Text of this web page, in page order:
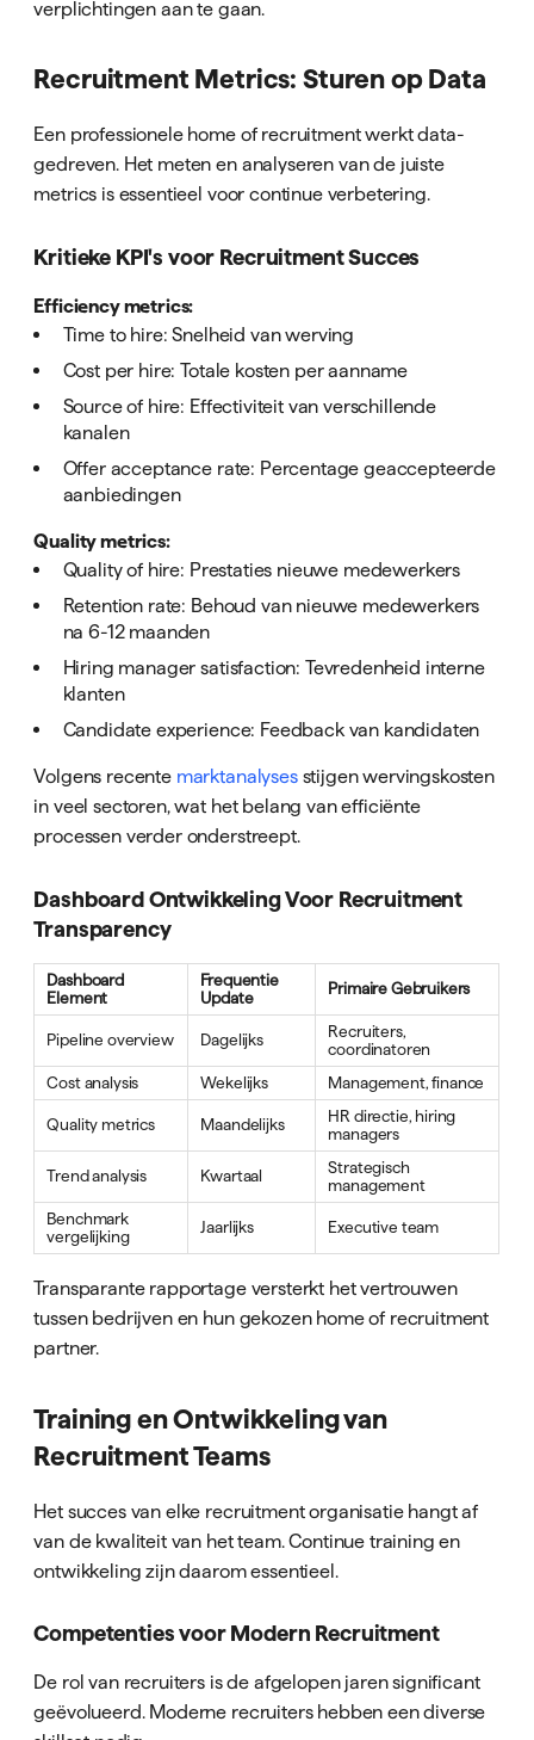
verplichtingen aan te gaan.
Recruitment Metrics: Sturen op Data
Een professionele home of recruitment werkt data-
gedreven. Het meten en analyseren van de juiste
metrics is essentieel voor continue verbetering.
Kritieke KPI's voor Recruitment Succes
Efficiency metrics:
Time to hire: Snelheid van werving
Cost per hire: Totale kosten per aanname
Source of hire: Effectiviteit van verschillende
kanalen
Offer acceptance rate: Percentage geaccepteerde
aanbiedingen
Quality metrics:
Quality of hire: Prestaties nieuwe medewerkers
Retention rate: Behoud van nieuwe medewerkers
na 6-12 maanden
Hiring manager satisfaction: Tevredenheid interne
klanten
Candidate experience: Feedback van kandidaten
Volgens recente marktanalysesstijgen wervingskosten
in veel sectoren, wat het belang van efficiënte
processen verder onderstreept.
Dashboard Ontwikkeling Voor Recruitment
Transparency
Dashboard
Element
Frequentie
Update
Primaire Gebruikers
Pipeline overview Dagelijks
Recruiters,
coordinatoren
Cost analysis
Wekelijks Management, finance
Quality metrics Maandelijks
HR directie, hiring
managers
Trend analysis Kwartaal
Strategisch
management
Benchmark
vergelijking
Jaarlijks Executive team
Transparante rapportage versterkt het vertrouwen
tussen bedrijven en hun gekozen home of recruitment
partner.
Training en Ontwikkeling van
Recruitment Teams
Het succes van elke recruitment organisatie hangt af
van de kwaliteit van het team. Continue training en
ontwikkeling zijn daarom essentieel.
Competenties voor Modern Recruitment
De rol van recruiters is de afgelopen jaren significant
geëvolueerd. Moderne recruiters hebben een diverse